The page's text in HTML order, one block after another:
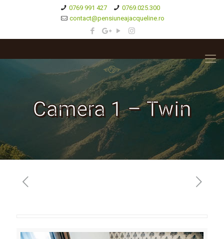
0769 991 427
0769.025.300
contact@pensiuneajacqueline.ro
Camera 1 – Twin